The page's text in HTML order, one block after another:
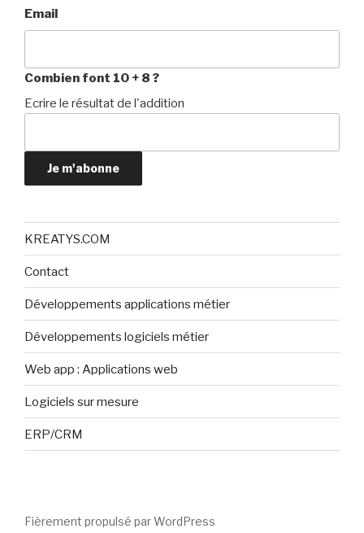
Email
Combien font 10 + 8 ?
Ecrire le résultat de l'addition
Je m'abonne
KREATYS.COM
Contact
Développements applications métier
Développements logiciels métier
Web app : Applications web
Logiciels sur mesure
ERP/CRM
Fièrement propulsé par WordPress